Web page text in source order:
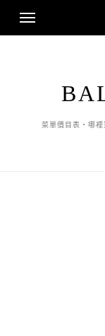
菜單價目表・哪